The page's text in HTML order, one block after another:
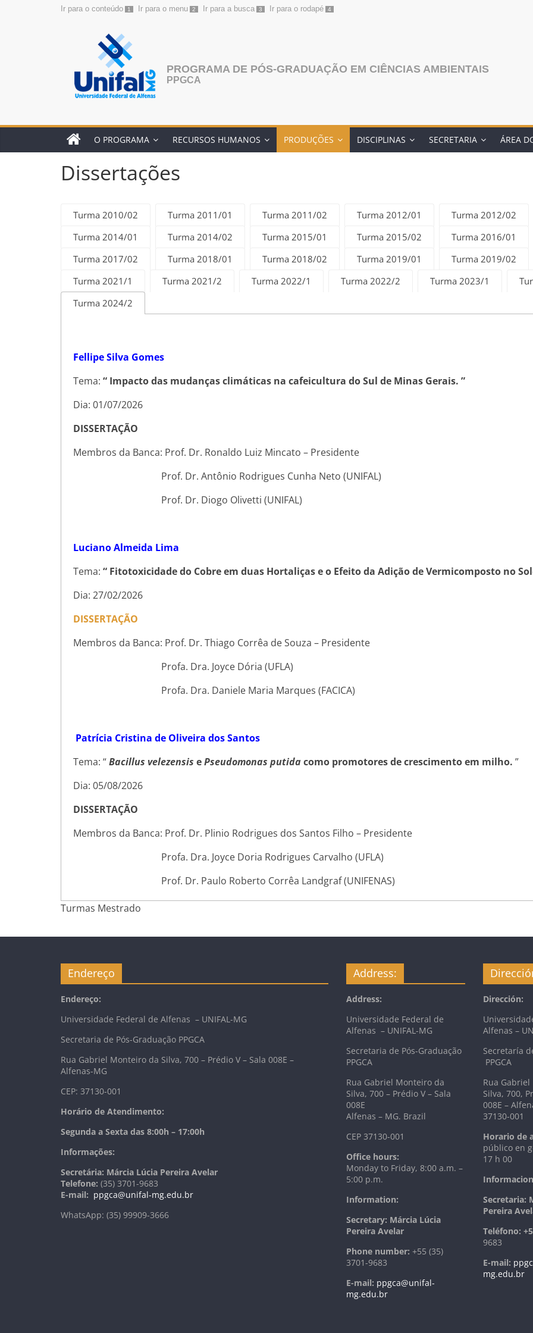
Ir para o conteúdo 1 Ir para o menu 2 Ir para a busca 3 Ir para o rodapé 4
PROGRAMA DE PÓS-GRADUAÇÃO EM CIÊNCIAS AMBIENTAIS
PPGCA
O PROGRAMA RECURSOS HUMANOS PRODUÇÕES DISCIPLINAS SECRETARIA ÁREA
Dissertações
Turma 2010/02 Turma 2011/01 Turma 2011/02 Turma 2012/01
Turma 2012/02
Turma 2014/01
Turma 2014/02 Turma 2015/01 Turma 2015/02
Turma 2016/01
Turma 2017/02
Turma 2018/01 Turma 2018/02 Turma 2019/01
Turma 2019/02
Turma 2021/1
Turma 2021/2 Turma 2022/1 Turma 2022/2 Turma 2023/1
Turma 2024/2
Fellipe Silva Gomes
Tema: “ Impacto das mudanças climáticas na cafeicultura do Sul de Minas Gerais. ”
Dia: 01/07/2026
DISSERTAÇÃO
Membros da Banca: Prof. Dr. Ronaldo Luiz Mincato – Presidente
Prof. Dr. Antônio Rodrigues Cunha Neto (UNIFAL)
Prof. Dr. Diogo Olivetti (UNIFAL)
Luciano Almeida Lima
Tema: “ Fitotoxicidade do Cobre em duas Hortaliças e o Efeito da Adição de Vermicomposto no
Dia: 27/02/2026
DISSERTAÇÃO
Membros da Banca: Prof. Dr. Thiago Corrêa de Souza – Presidente
Profa. Dra. Joyce Dória (UFLA)
Profa. Dra. Daniele Maria Marques (FACICA)
Patrícia Cristina de Oliveira dos Santos
Tema: “Bacillus velezensis ePseudomonas putidacomo promotores de crescimento em milho. ”
Dia: 05/08/2026
DISSERTAÇÃO
Membros da Banca: Prof. Dr. Plinio Rodrigues dos Santos Filho – Presidente
Profa. Dra. Joyce Doria Rodrigues Carvalho (UFLA)
Prof. Dr. Paulo Roberto Corrêa Landgraf (UNIFENAS)
Turmas Mestrado
Endereço
Endereço:
Universidade Federal de Alfenas – UNIFAL-MG
Secretaria de Pós-Graduação PPGCA
Rua Gabriel Monteiro da Silva, 700 – Prédio V – Sala 008E –
Alfenas-MG
CEP: 37130-001
Horário de Atendimento:
Segunda a Sexta das 8:00h – 17:00h
Informações:
Secretária: Márcia Lúcia Pereira Avelar
Telefone: (35) 3701-9683
E-mail: ppgca@unifal-mg.edu.br
WhatsApp: (35) 99909-3666
Address:
Address:
Universidade Federal de
Alfenas – UNIFAL-MG
Secretaria de Pós-Graduação
PPGCA
Rua Gabriel Monteiro da
Silva, 700 – Prédio V – Sala
008E
Alfenas – MG. Brazil
CEP 37130-001
Office hours:
Monday to Friday, 8:00 a.m. –
5:00 p.m.
Information:
Secretary: Márcia Lúcia
Pereira Avelar
Phone number: +55 (35)
3701-9683
E-mail: ppgca@unifal-
mg.edu.br
Dirección:
Alfenas –
Secretaría
PPGCA
Rua
Silva, 700,
008E –
37130-001
Horario de
público en
17 h 00
Secretaria:
Pereira
Teléfono:
9683
E-mail:
mg.edu.br